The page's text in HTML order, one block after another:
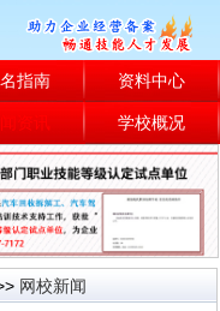
指南 资料中心
资讯 学校概况
网校新闻